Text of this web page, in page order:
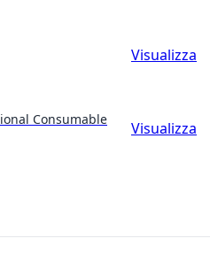
Visualizza
Consumable
Visualizza